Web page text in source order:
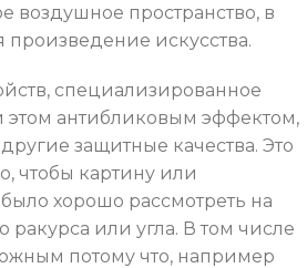
воздушное пространство, в
произведение искусства.
специализированное
этом антибликовым эффектом,
защитные качества. Это
чтобы картину или
хорошо рассмотреть на
ракурса или угла. В том числе
потому что, например